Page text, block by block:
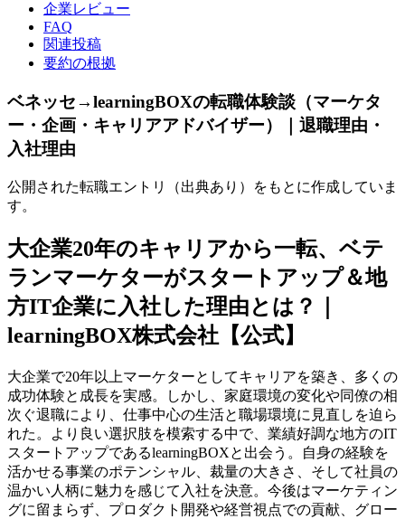
企業レビュー
FAQ
関連投稿
要約の根拠
ベネッセ→learningBOXの転職体験談（マーケタ
ー・企画・キャリアアドバイザー）｜退職理由・
入社理由
公開された転職エントリ（出典あり）をもとに作成していま
す。
大企業20年のキャリアから一転、ベテ
ランマーケターがスタートアップ＆地
方IT企業に入社した理由とは？｜
learningBOX株式会社【公式】
大企業で20年以上マーケターとしてキャリアを築き、多くの
成功体験と成長を実感。しかし、家庭環境の変化や同僚の相
次ぐ退職により、仕事中心の生活と職場環境に見直しを迫ら
れた。より良い選択肢を模索する中で、業績好調な地方のIT
スタートアップであるlearningBOXと出会う。自身の経験を
活かせる事業のポテンシャル、裁量の大きさ、そして社員の
温かい人柄に魅力を感じて入社を決意。今後はマーケティン
グに留まらず、プロダクト開発や経営視点での貢献、グロー